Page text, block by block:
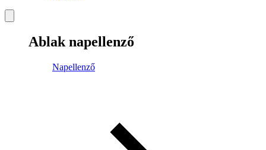
Ablak napellenző
Napellenző